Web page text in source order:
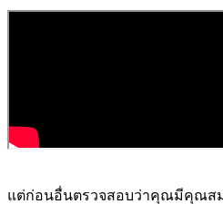
แต่ก่อนอื่นตรวจสอบว่าคุณมีคุณส